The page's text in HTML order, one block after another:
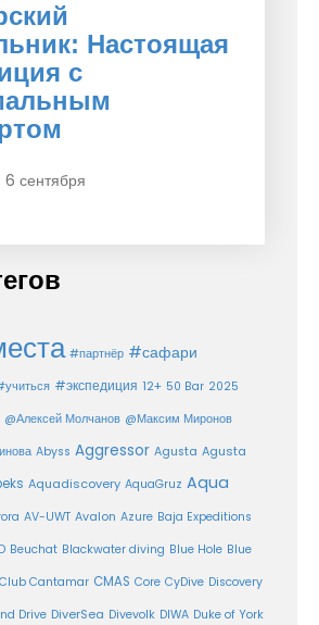
Настоящая
с
сентября
#партнёр #сафари
#экспедиция 12+ 50 Bar 2025
@Алексей Молчанов @Максим Миронов
Abyss Aggressor Agusta Agusta
Aquadiscovery AquaGruz Aqua
AV-UWT Avalon Azure Baja Expeditions
Beuchat Blackwater diving Blue Hole Blue
Club Cantamar CMAS Core CyDive Discovery
Drive DiverSea Divevolk DIWA Duke of York